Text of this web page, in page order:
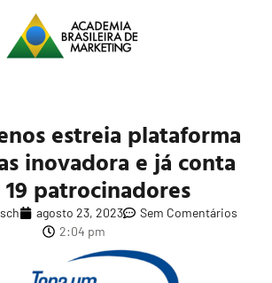
estreia plataforma
inovadora e já conta
patrocinadores
agosto 23, 2023
Sem Comentários
2:04 pm